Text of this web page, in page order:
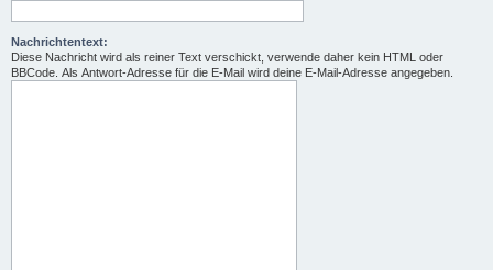
Nachrichtentext:
Diese Nachricht wird als reiner Text verschickt, verwende daher kein HTML oder
BBCode. Als Antwort-Adresse für die E-Mail wird deine E-Mail-Adresse angegeben.